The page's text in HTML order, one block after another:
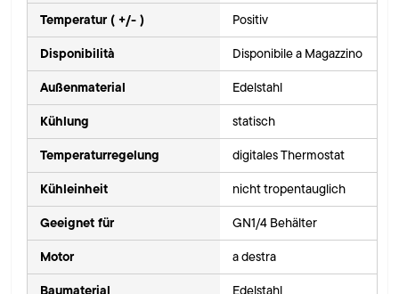
Temperatur ( +/- ) Positiv
Disponibilità Disponibile a Magazzino
Außenmaterial Edelstahl
Kühlung statisch
Temperaturregelung digitales Thermostat
Kühleinheit nicht tropentauglich
Geeignet für GN1/4 Behälter
Motor a destra
Baumaterial Edelstahl